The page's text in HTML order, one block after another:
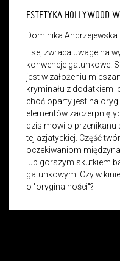
ESTETYKA HOLLYWOOD
Dominika Andrzejewska
Esej zwraca uwage na
konwencje gatunkowe.
jest w założeniu
kryminału z dodatkiem
choć oparty jest na
elementów
dzis mowi o przenikanu
tej azjatyckiej. Część
oczekiwaniom
lub gorszym skutkiem
gatunkowym. Czy w
o "oryginalności"?